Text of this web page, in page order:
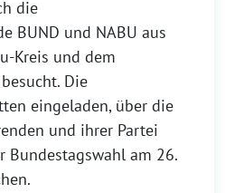
die
BUND und NABU aus
Kreis und dem
Die
eingeladen, über die
und ihrer Partei
Bundestagswahl am 26.